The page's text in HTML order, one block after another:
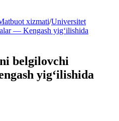
xizmati/Universitet
— Kengash yig‘ilishida
belgilovchi
yig‘ilishida